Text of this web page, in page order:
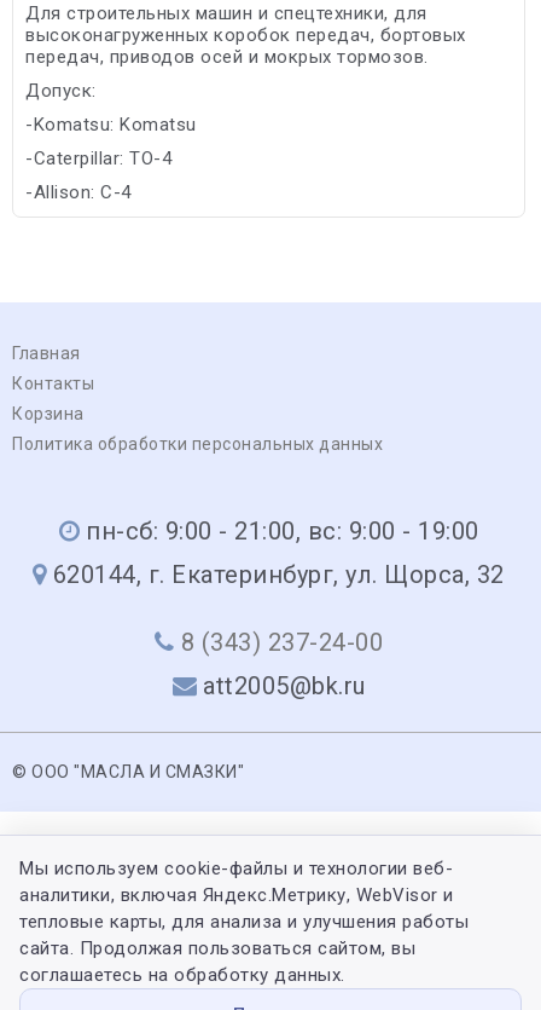
Для строительных машин и спецтехники, для
высоконагруженных коробок передач, бортовых
передач, приводов осей и мокрых тормозов.
Допуск:
-Komatsu: Komatsu
-Caterpillar: TO-4
-Allison: C-4
Главная
Контакты
Корзина
Политика обработки персональных данных
пн-сб: 9:00 - 21:00, вс: 9:00 - 19:00
620144, г. Екатеринбург, ул. Щорса, 32
8 (343) 237-24-00
att2005@bk.ru
© ООО "МАСЛА И СМАЗКИ"
Мы используем cookie-файлы и технологии веб-
аналитики, включая Яндекс.Метрику, WebVisor и
тепловые карты, для анализа и улучшения работы
сайта. Продолжая пользоваться сайтом, вы
соглашаетесь на обработку данных.